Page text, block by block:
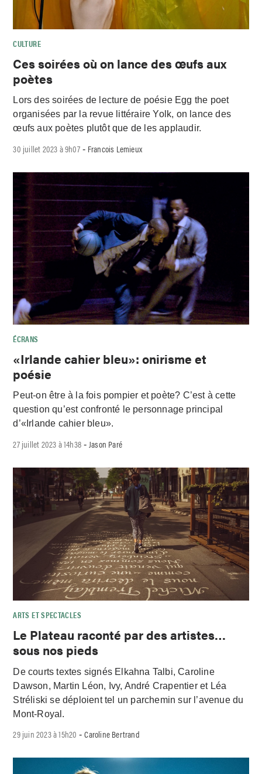
CULTURE
Ces soirées où on lance des œufs aux
poètes
Lors des soirées de lecture de poésie Egg the poet
organisées par la revue littéraire Yolk, on lance des
œufs aux poètes plutôt que de les applaudir.
30 juillet 2023 à 9h07- Francois Lemieux
ÉCRANS
«Irlande cahier bleu»: onirisme et
poésie
Peut-on être à la fois pompier et poète? C’est à cette
question qu’est confronté le personnage principal
d’«Irlande cahier bleu».
27 juillet 2023 à 14h38 - Jason Paré
ARTS ET SPECTACLES
Le Plateau raconté par des artistes…
sous nos pieds
De courts textes signés Elkahna Talbi, Caroline
Dawson, Martin Léon, Ivy, André Crapentier et Léa
Stréliski se déploient tel un parchemin sur l’avenue du
Mont-Royal.
29 juin 2023 à 15h20 -Caroline Bertrand